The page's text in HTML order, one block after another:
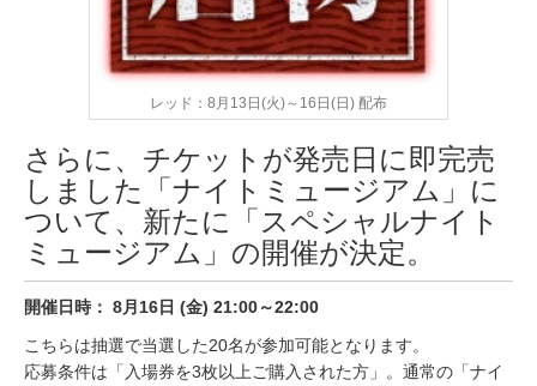
レッド：8月13日(火)～16日(日) 配布
さらに、チケットが発売日に即完売
しました「ナイトミュージアム」に
ついて、新たに「スペシャルナイト
ミュージアム」の開催が決定。
開催日時： 8月16日 (金) 21:00～22:00
こちらは抽選で当選した20名が参加可能となります。
応募条件は「入場券を3枚以上ご購入された方」。通常の「ナイ